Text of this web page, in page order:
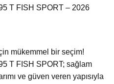
T FISH SPORT – 2026
mükemmel bir seçim!
T FISH SPORT; sağlam
ve güven veren yapısıyla